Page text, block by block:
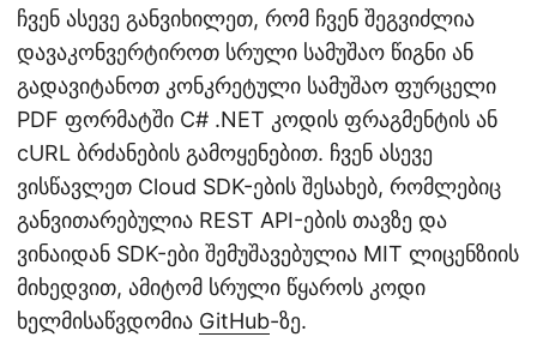
ჩვენ ასევე განვიხილეთ, რომ ჩვენ შეგვიძლია
დავაკონვერტიროთ სრული სამუშაო წიგნი ან
გადავიტანოთ კონკრეტული სამუშაო ფურცელი
PDF ფორმატში C# .NET კოდის ფრაგმენტის ან
cURL ბრძანების გამოყენებით. ჩვენ ასევე
ვისწავლეთ Cloud SDK-ების შესახებ, რომლებიც
განვითარებულია REST API-ების თავზე და
ვინაიდან SDK-ები შემუშავებულია MIT ლიცენზიის
მიხედვით, ამიტომ სრული წყაროს კოდი
ხელმისაწვდომია GitHub-ზე.